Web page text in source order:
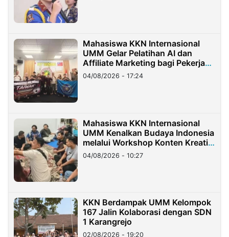
Mahasiswa KKN Internasional
UMM Gelar Pelatihan AI dan
Affiliate Marketing bagi Pekerja
Migran Indonesia di Taiwan
04/08/2026 - 17:24
Mahasiswa KKN Internasional
UMM Kenalkan Budaya Indonesia
melalui Workshop Konten Kreatif
di Taiwan
04/08/2026 - 10:27
KKN Berdampak UMM Kelompok
167 Jalin Kolaborasi dengan SDN
1 Karangrejo
02/08/2026 - 19:20